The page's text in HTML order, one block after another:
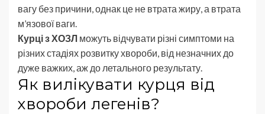
вагу без причини, однак це не втрата жиру, а втрата
м’язової ваги.
Курці з ХОЗЛ можуть відчувати різні симптоми на
різних стадіях розвитку хвороби, від незначних до
дуже важких, аж до летального результату.
Як вилікувати курця від
хвороби легенів?